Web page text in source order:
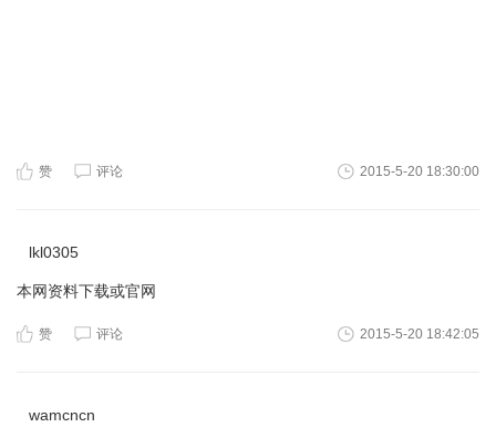
赞 评论 2015-5-20 18:30:00
lkl0305
本网资料下载或官网
赞 评论 2015-5-20 18:42:05
wamcncn